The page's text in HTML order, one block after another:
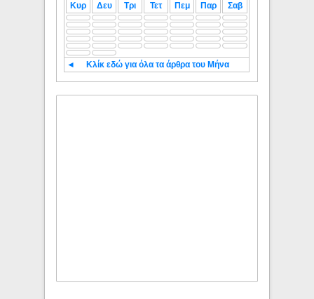
Κυρ Δευ Τρι Τετ Πεμ Παρ Σαβ
◄ Κλίκ εδώ για όλα τα άρθρα του Μήνα